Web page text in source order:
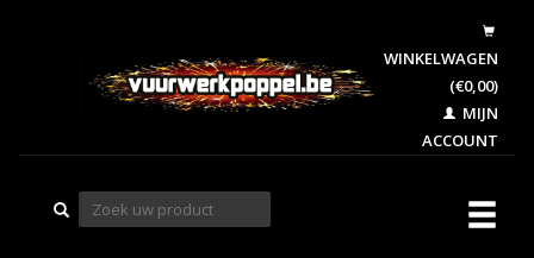
WINKELWAGEN
(€0,00)
MIJN
ACCOUNT